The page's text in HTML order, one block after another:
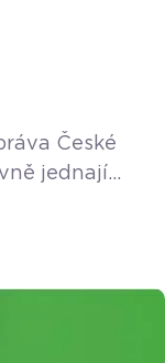
České
jednají
cílem je, aby
již v průběhu
pokračování